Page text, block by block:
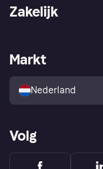
Winkeloverzicht
Kopersbescherming voor
consumenten
Zakelijk
Zakelijke login
Markt
Nederland
Volg